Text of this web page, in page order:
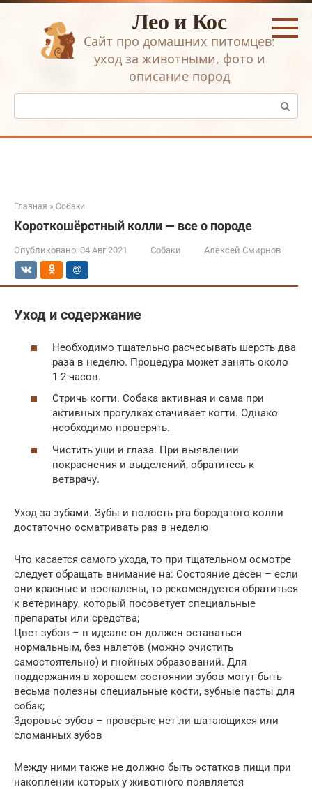
Перейти
Лео и Кос
Сайт про домашних питомцев:
уход за животными, фото и
описание пород
Поиск:
Главная » Собаки
Короткошёрстный колли — все о породе
Опубликовано: 04 Авг 2021 Собаки Алексей Смирнов
Уход и содержание
Необходимо тщательно расчесывать шерсть два
раза в неделю. Процедура может занять около
1-2 часов.
Стричь когти. Собака активная и сама при
активных прогулках стачивает когти. Однако
необходимо проверять.
Чистить уши и глаза. При выявлении
покраснения и выделений, обратитесь к
ветврачу.
Уход за зубами. Зубы и полость рта бородатого колли
достаточно осматривать раз в неделю
Что касается самого ухода, то при тщательном осмотре
следует обращать внимание на: Состояние десен – если
они красные и воспалены, то рекомендуется обратиться
к ветеринару, который посоветует специальные
препараты или средства;
Цвет зубов – в идеале он должен оставаться
нормальным, без налетов (можно очистить
самостоятельно) и гнойных образований. Для
поддержания в хорошем состоянии зубов могут быть
весьма полезны специальные кости, зубные пасты для
собак;
Здоровье зубов – проверьте нет ли шатающихся или
сломанных зубов
Между ними также не должно быть остатков пищи при
накоплении которых у животного появляется